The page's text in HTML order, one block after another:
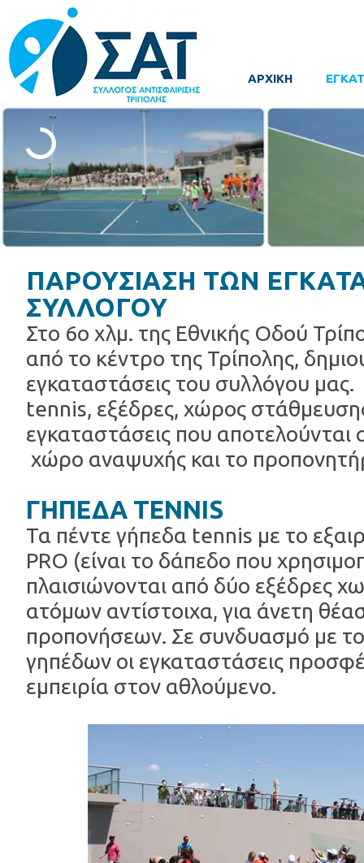
ΑΡΧΙΚΗ
ΠΑΡΟΥΣΙΑΣΗ ΤΩΝ
ΣΥΛΛΟΓΟΥ
Στο 6ο χλμ. της Εθνικής Οδού
από το κέντρο της Τρίπολης,
εγκαταστάσεις του συλλόγου
tennis, εξέδρες, χώρος
εγκαταστάσεις που
χώρο αναψυχής και το
ΓΗΠΕΔΑ TENNIS
Τα πέντε γήπεδα tennis με το
PRO (είναι το δάπεδο που
πλαισιώνονται από δύο εξέδρες
ατόμων αντίστοιχα, για άνετη
προπονήσεων. Σε συνδυασμό με
γηπέδων οι εγκαταστάσεις
εμπειρία στον αθλούμενο.